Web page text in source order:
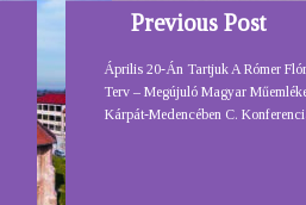
Previous Post
Április 20-Án Tartjuk A Rómer
Terv – Megújuló Magyar
Kárpát-Medencében C.